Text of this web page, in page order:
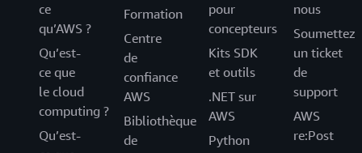
ce
qu’AWS ?
Qu’est-
ce que
le cloud
computing ?
Qu’est-
Formation
Centre
de
confiance
AWS
Bibliothèque
de
pour
concepteurs
Kits SDK
et outils
.NET sur
AWS
Python
nous
Soumettez
un ticket
de
support
AWS
re:Post